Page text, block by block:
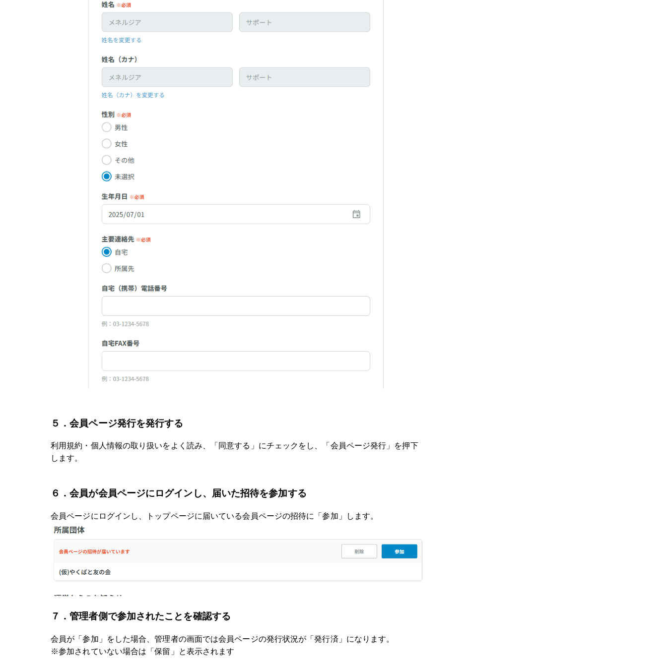
５．会員ページ発行を発行する
利用規約・個人情報の取り扱いをよく読み、「同意する」にチェックをし、
「会員ページ発行」を押下
します。
６．会員が会員ページにログインし、届いた招待を参加する
会員ページにログインし、 トップページに届いている会員ページの招待に「参加」します。
７．管理者側で参加されたことを確認する
会員が「参加」をした場合、管理者の画面では会員ページの発行状況が「発行済」になります。
※参加されていない場合は「保留」と表示されます